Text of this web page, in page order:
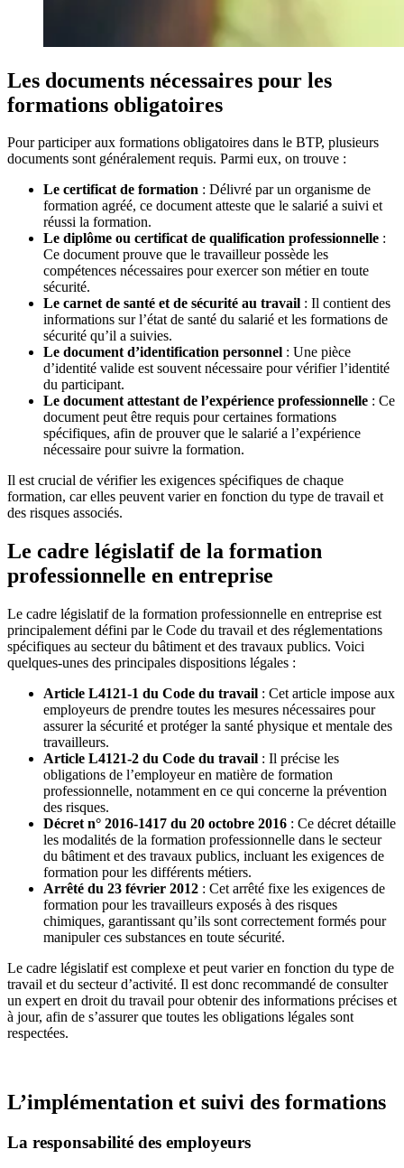
Les documents nécessaires pour les
formations obligatoires
Pour participer aux formations obligatoires dans le BTP, plusieurs
documents sont généralement requis. Parmi eux, on trouve :
Le certificat de formation : Délivré par un organisme de
formation agréé, ce document atteste que le salarié a suivi et
réussi la formation.
Le diplôme ou certificat de qualification professionnelle :
Ce document prouve que le travailleur possède les
compétences nécessaires pour exercer son métier en toute
sécurité.
Le carnet de santé et de sécurité au travail : Il contient des
informations sur l’état de santé du salarié et les formations de
sécurité qu’il a suivies.
Le document d’identification personnel : Une pièce
d’identité valide est souvent nécessaire pour vérifier l’identité
du participant.
Le document attestant de l’expérience professionnelle : Ce
document peut être requis pour certaines formations
spécifiques, afin de prouver que le salarié a l’expérience
nécessaire pour suivre la formation.
Il est crucial de vérifier les exigences spécifiques de chaque
formation, car elles peuvent varier en fonction du type de travail et
des risques associés.
Le cadre législatif de la formation
professionnelle en entreprise
Le cadre législatif de la formation professionnelle en entreprise est
principalement défini par le Code du travail et des réglementations
spécifiques au secteur du bâtiment et des travaux publics. Voici
quelques-unes des principales dispositions légales :
Article L4121-1 du Code du travail : Cet article impose aux
employeurs de prendre toutes les mesures nécessaires pour
assurer la sécurité et protéger la santé physique et mentale des
travailleurs.
Article L4121-2 du Code du travail : Il précise les
obligations de l’employeur en matière de formation
professionnelle, notamment en ce qui concerne la prévention
des risques.
Décret n° 2016-1417 du 20 octobre 2016 : Ce décret détaille
les modalités de la formation professionnelle dans le secteur
du bâtiment et des travaux publics, incluant les exigences de
formation pour les différents métiers.
Arrêté du 23 février 2012 : Cet arrêté fixe les exigences de
formation pour les travailleurs exposés à des risques
chimiques, garantissant qu’ils sont correctement formés pour
manipuler ces substances en toute sécurité.
Le cadre législatif est complexe et peut varier en fonction du type de
travail et du secteur d’activité. Il est donc recommandé de consulter
un expert en droit du travail pour obtenir des informations précises et
à jour, afin de s’assurer que toutes les obligations légales sont
respectées.
L’implémentation et suivi des formations
La responsabilité des employeurs